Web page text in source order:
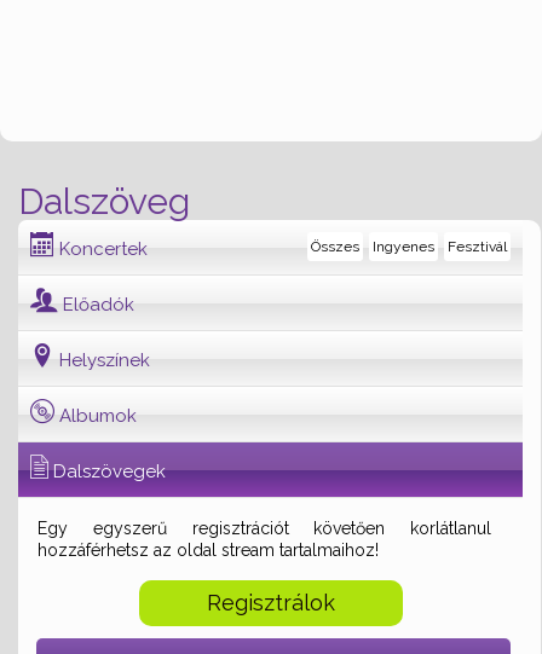
Dalszöveg
Koncertek Fesztivál
Ingyenes
Összes
Előadók
Helyszínek
Albumok
Dalszövegek
Egy egyszerű regisztrációt követően korlátlanul
hozzáférhetsz az oldal stream tartalmaihoz!
Regisztrálok